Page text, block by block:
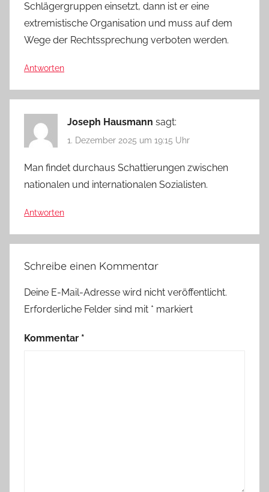
Schlägergruppen einsetzt, dann ist er eine
extremistische Organisation und muss auf dem
Wege der Rechtssprechung verboten werden.
Antworten
Joseph Hausmann sagt:
1. Dezember 2025 um 19:15 Uhr
Man findet durchaus Schattierungen zwischen
nationalen und internationalen Sozialisten.
Antworten
Schreibe einen Kommentar
Deine E-Mail-Adresse wird nicht veröffentlicht.
Erforderliche Felder sind mit * markiert
Kommentar *